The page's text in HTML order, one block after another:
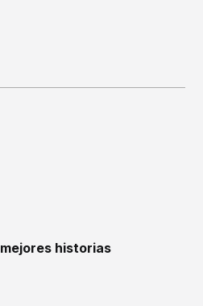
mejores historias